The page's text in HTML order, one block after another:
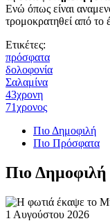
Ενώ όπως είναι
τρομοκρατηθεί από το
Ετικέτες:
πρόσφατα
δολοφονία
Σαλαμίνα
43χρονη
71χρονος
Πιο Δημοφιλή
Πιο Πρόσφατα
Πιο Δημοφιλή
1 Αυγούστου 2026